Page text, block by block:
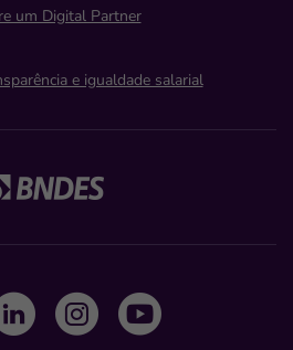
um Digital Partner
e igualdade salarial